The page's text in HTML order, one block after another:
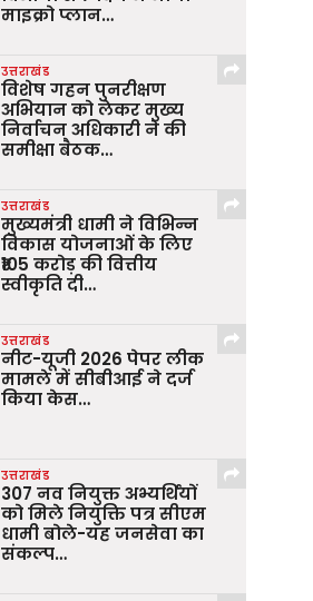
माइक्रो प्लान…
उत्तराखंड
विशेष गहन पुनरीक्षण
अभियान को लेकर मुख्य
निर्वाचन अधिकारी ने की
समीक्षा बैठक…
उत्तराखंड
मुख्यमंत्री धामी ने विभिन्न
विकास योजनाओं के लिए
₹105 करोड़ की वित्तीय
स्वीकृति दी…
उत्तराखंड
नीट-यूजी 2026 पेपर लीक
मामले में सीबीआई ने दर्ज
किया केस…
उत्तराखंड
307 नव नियुक्त अभ्यर्थियों
को मिले नियुक्ति पत्र सीएम
धामी बोले-यह जनसेवा का
संकल्प…